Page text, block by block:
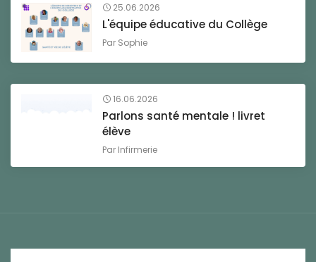
25.06.2026
L'équipe éducative du Collège
Par Sophie
16.06.2026
Parlons santé mentale ! livret
élève
Par Infirmerie